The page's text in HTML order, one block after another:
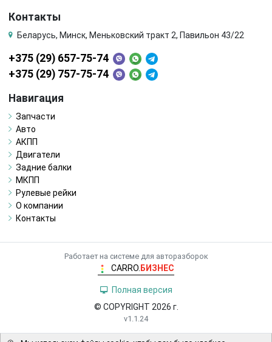
Контакты
Беларусь, Минск, Меньковский тракт 2, Павильон 43/22
+375 (29) 657-75-74
+375 (29) 757-75-74
Навигация
Запчасти
Авто
АКПП
Двигатели
Задние балки
МКПП
Рулевые рейки
О компании
Контакты
Работает на системе для авторазборок
CARRO. БИЗНЕС
Полная версия
© COPYRIGHT 2026 г.
v1.1.24